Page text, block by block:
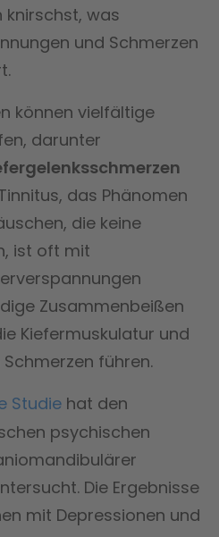
knirschst, was
und Schmerzen
können vielfältige
darunter
das Phänomen
die keine
ist oft mit
Zusammenbeißen
Kiefermuskulatur und
führen.
Studie hat den
psychischen
Die Ergebnisse
mit Depressionen und